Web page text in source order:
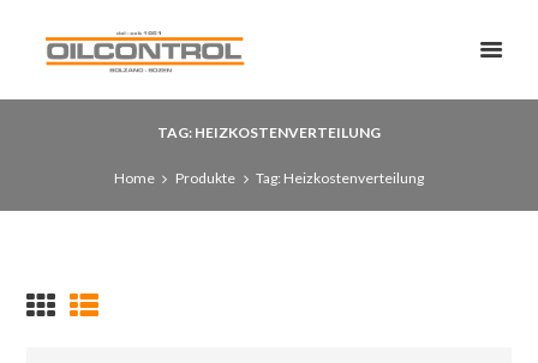
TAG: HEIZKOSTENVERTEILUNG
Home Produkte Tag: Heizkostenverteilung